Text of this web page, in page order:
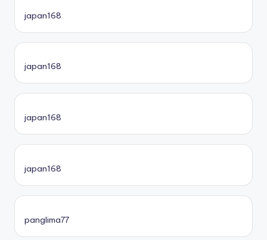
japan168
japan168
japan168
japan168
panglima77